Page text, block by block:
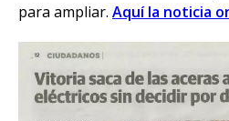
para ampliar. Aquí la noticia